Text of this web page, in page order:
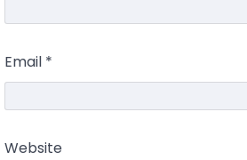
Email *
Website